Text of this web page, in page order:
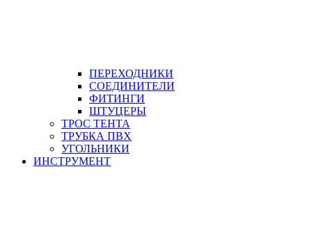
ПЕРЕХОДНИКИ
СОЕДИНИТЕЛИ
ФИТИНГИ
ШТУЦЕРЫ
ТРОС ТЕНТА
ТРУБКА ПВХ
УГОЛЬНИКИ
ИНСТРУМЕНТ